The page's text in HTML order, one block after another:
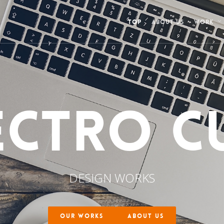
TOP ABOUT US WORK
DESIGN WORKS
OUR WORKS ABOUT US